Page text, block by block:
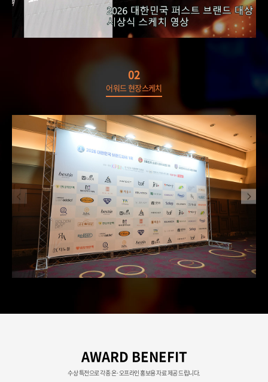
02
어워드 현장스케치
AWARD BENEFIT
수상 특전으로 각종 온·오프라인 홍보용 자료 제공 드립니다.